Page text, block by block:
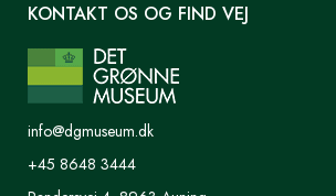
KONTAKT OS OG FIND VEJ
info@dgmuseum.dk
+45 8648 3444